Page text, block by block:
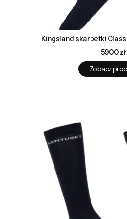
Kingsland skarpetki
Cena
59,00 zł
Zobacz